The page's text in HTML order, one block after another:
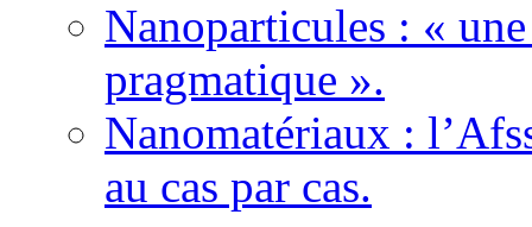
Nanoparticules : «
pragmatique ».
Nanomatériaux :
au cas par cas.